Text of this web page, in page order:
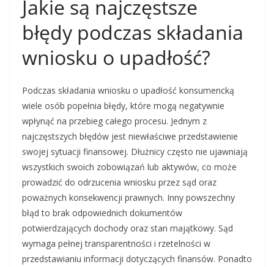
Jakie są najczęstsze
błędy podczas składania
wniosku o upadłość?
Podczas składania wniosku o upadłość konsumencką
wiele osób popełnia błędy, które mogą negatywnie
wpłynąć na przebieg całego procesu. Jednym z
najczęstszych błędów jest niewłaściwe przedstawienie
swojej sytuacji finansowej. Dłużnicy często nie ujawniają
wszystkich swoich zobowiązań lub aktywów, co może
prowadzić do odrzucenia wniosku przez sąd oraz
poważnych konsekwencji prawnych. Inny powszechny
błąd to brak odpowiednich dokumentów
potwierdzających dochody oraz stan majątkowy. Sąd
wymaga pełnej transparentności i rzetelności w
przedstawianiu informacji dotyczących finansów. Ponadto